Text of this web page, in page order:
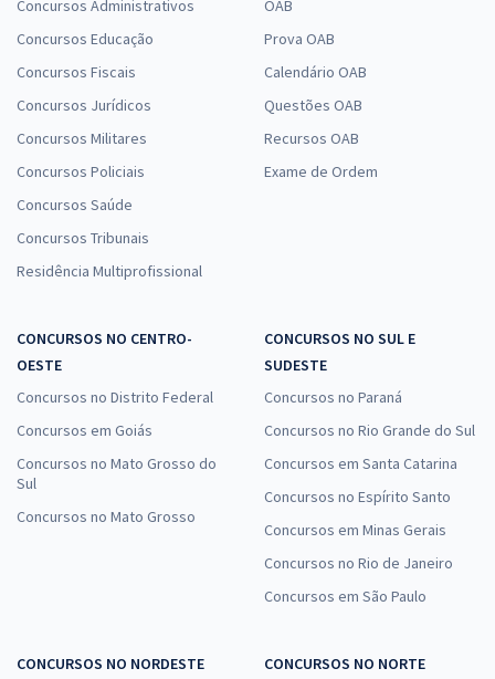
Concursos Administrativos
Concursos Educação
Concursos Fiscais
Concursos Jurídicos
Concursos Militares
Concursos Policiais
Concursos Saúde
Concursos Tribunais
Residência Multiprofissional
OAB
Prova OAB
Calendário OAB
Questões OAB
Recursos OAB
Exame de Ordem
CONCURSOS NO CENTRO-
OESTE
Concursos no Distrito Federal
Concursos em Goiás
Concursos no Mato Grosso do
Sul
Concursos no Mato Grosso
CONCURSOS NO SUL E
SUDESTE
Concursos no Paraná
Concursos no Rio Grande do Sul
Concursos em Santa Catarina
Concursos no Espírito Santo
Concursos em Minas Gerais
Concursos no Rio de Janeiro
Concursos em São Paulo
CONCURSOS NO NORDESTE
CONCURSOS NO NORTE